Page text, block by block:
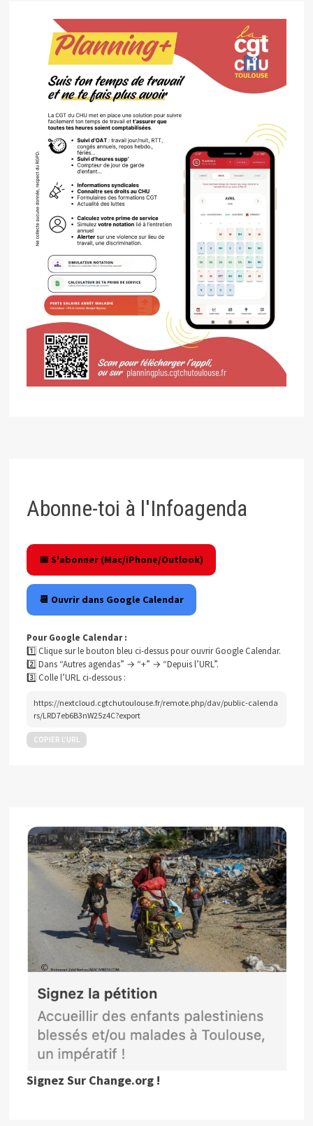
Abonne-toi à l'Infoagenda
📅 S'abonner (Mac/iPhone/Outlook)
📆 Ouvrir dans Google Calendar
Pour Google Calendar :
1️⃣ Clique sur le bouton bleu ci-dessus pour ouvrir Google Calendar.
2️⃣ Dans “Autres agendas” → “+” → “Depuis l’URL”.
3️⃣ Colle l’URL ci-dessous :
https://nextcloud.cgtchutoulouse.fr/remote.php/dav/public-calenda
rs/LRD7eb6B3nW25z4C?export
COPIER L’URL
Signez Sur Change.org !